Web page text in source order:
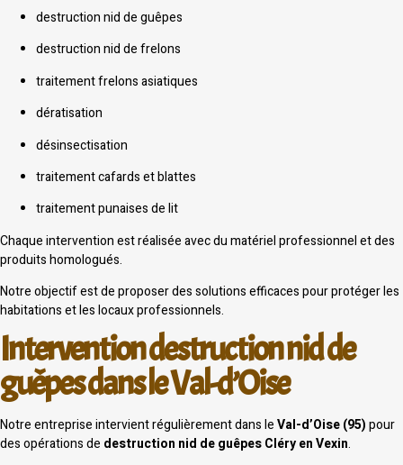
destruction nid de guêpes
destruction nid de frelons
traitement frelons asiatiques
dératisation
désinsectisation
traitement cafards et blattes
traitement punaises de lit
Chaque intervention est réalisée avec du matériel professionnel et des
produits homologués.
Notre objectif est de proposer des solutions efficaces pour protéger les
habitations et les locaux professionnels.
Intervention destruction nid de
guêpes dans le Val-d’Oise
Notre entreprise intervient régulièrement dans leVal-d’Oise (95)pour
des opérations de destruction nid de guêpes Cléry en Vexin.